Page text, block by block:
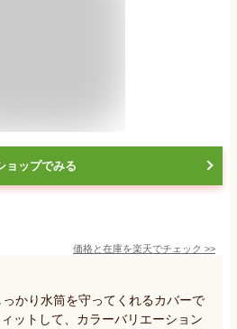
ョップでみる
価格と在庫を楽天でチェック >>
かり水筒を守ってくれるカバーで
ットして、カラーバリエーション